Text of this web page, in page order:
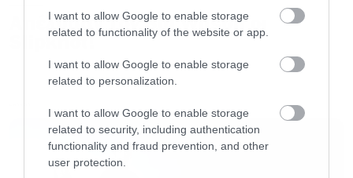
I want to allow Google to enable storage
related to functionality of the website or app.
I want to allow Google to enable storage
related to personalization.
I want to allow Google to enable storage
related to security, including authentication
functionality and fraud prevention, and other
user protection.
Απέλυσαν τον Sid Wilson οι
Slipknot!